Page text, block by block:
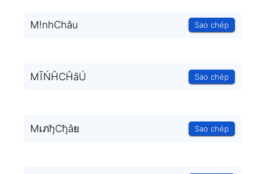
M!nhChâu Sao chép
MĨŃĤCĤâÚ Sao chép
MเภђCђâย Sao chép